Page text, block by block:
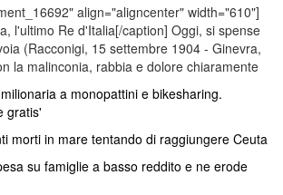
align="aligncenter" width="610"]
l'ultimo Re d'Italia[/caption] Oggi, si spense
(Racconigi, 15 settembre 1904 - Ginevra,
la malinconia, rabbia e dolore chiaramente
a monopattini e bikesharing.
gratis'
morti in mare tentando di raggiungere Ceuta
su famiglie a basso reddito e ne erode